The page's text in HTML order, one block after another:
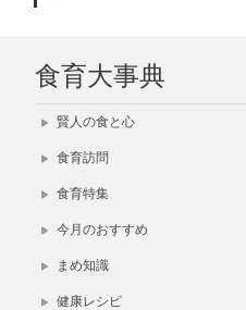
食育大事典
賢人の食と心
食育訪問
食育特集
今月のおすすめ
まめ知識
健康レシピ